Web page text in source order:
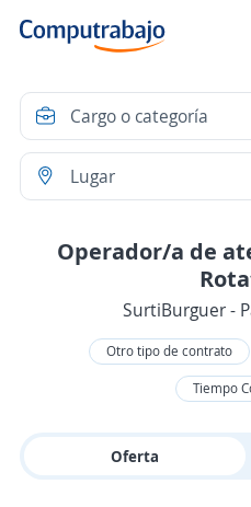
Operador/a de
SurtiBurguer -
Otro tipo de contrato
Tiempo
Oferta